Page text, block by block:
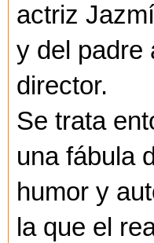
actriz
y del padre
director.
Se trata
una fábula
humor y
la que el